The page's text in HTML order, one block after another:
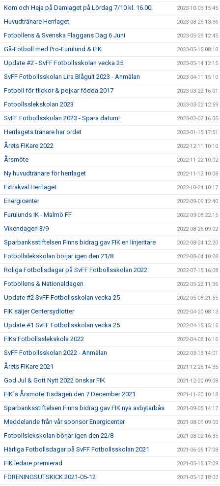
Kom och Heja på Damlaget på Lördag 7/10 kl. 16.00! 2023-10-03 15:45
Huvudtränare Herrlaget 2023-08-26 13:36
Fotbollens & Svenska Flaggans Dag 6 Juni 2023-05-29 12:45
Gå-Fotboll med Pro-Furulund & FIK 2023-05-15 08:10
Update #2 - SvFF Fotbollsskolan vecka 25 2023-05-14 12:15
SvFF Fotbollsskolan Lira Blågult 2023 - Anmälan 2023-04-11 15:10
Fotboll för flickor & pojkar födda 2017 2023-03-22 16:01
Fotbollsslekskolan 2023 2023-03-22 12:59
SvFF Fotbollsskolan 2023 - Spara datum! 2023-02-02 16:35
Herrlagets tränare har ordet 2023-01-15 17:51
Årets FIKare 2022 2022-12-11 10:10
Årsmöte 2022-11-22 10:02
Ny huvudtränare för herrlaget 2022-11-12 10:08
Extrakval Herrlaget 2022-10-24 10:17
Energicenter 2022-09-09 12:40
Furulunds IK - Malmö FF 2022-09-08 22:15
Vikendagen 3/9 2022-08-26 09:02
Sparbanksstiftelsen Finns bidrag gav FIK en linjeritare 2022-08-24 12:20
Fotbollslekskolan börjar igen den 21/8 2022-08-04 10:28
Roliga Fotbollsdagar på SvFF Fotbollsskolan 2022 2022-07-15 16:08
Fotbollens & Nationaldagen 2022-05-22 11:36
Update #2 SvFF Fotbollsskolan vecka 25 2022-05-08 21:55
FIK säljer Centersydlotter 2022-04-20 08:13
Update #1 SvFF Fotbollsskolan vecka 25 2022-04-15 15:15
FIKs Fotbollsslekskola 2022 2022-04-08 16:16
SvFF Fotbollsskolan 2022 - Anmälan 2022-03-13 14:01
Årets FIKare 2021 2021-12-26 14:35
God Jul & Gott Nytt 2022 önskar FIK 2021-12-20 09:08
FIK´s Årsmöte Tisdagen den 7 December 2021 2021-11-20 10:18
Sparbanksstiftelsen Finns bidrag gav FIK nya avbytarbås 2021-09-05 14:17
Meddelande från vår sponsor Energicenter 2021-08-09 09:00
Fotbollslekskolan börjar igen den 22/8 2021-08-02 16:35
Härliga Fotbollsdagar på SvFF Fotbollsskolan 2021 2021-06-26 17:08
FIK ledare premierad 2021-05-15 17:09
FÖRENINGSUTSKICK 2021-05-12 2021-05-12 18:02